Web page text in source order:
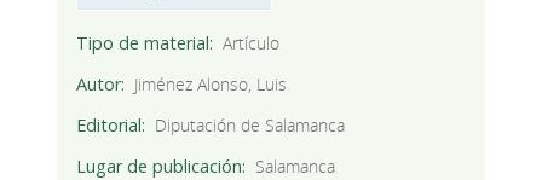
Tipo de material
Artículo
Autor
Jiménez Alonso, Luis
Editorial
Diputación de Salamanca
Lugar de publicación
Salamanca